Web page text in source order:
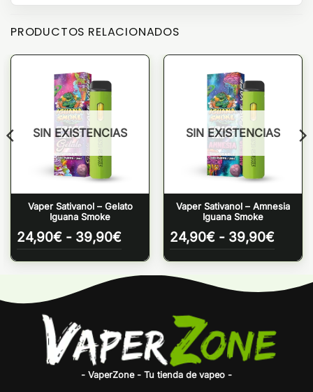
PRODUCTOS RELACIONADOS
SIN EXISTENCIAS
Vaper Sativanol – Gelato
Iguana Smoke
24,90€ - 39,90€Rango
de
precios:
desde
SIN EXISTENCIAS
Vaper Sativanol – Amnesia
Iguana Smoke
24,90€ - 39,90€Rango
de
- VaperZone - Tu tienda de vapeo -